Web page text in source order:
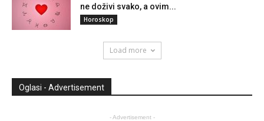
ne doživi svako, a ovim...
Horoskop
Load more
Oglasi - Advertisement
- Advertisement -